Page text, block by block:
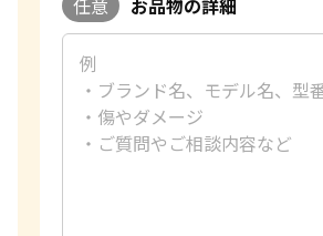
任意 お品物の詳細